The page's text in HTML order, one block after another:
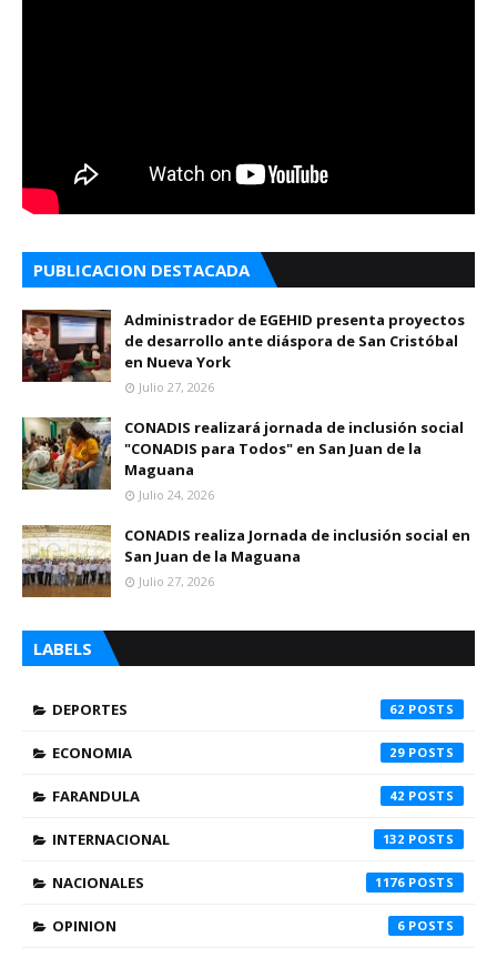
PUBLICACION DESTACADA
Administrador de EGEHID presenta proyectos
de desarrollo ante diáspora de San Cristóbal
en Nueva York
Julio 27, 2026
CONADIS realizará jornada de inclusión social
"CONADIS para Todos" en San Juan de la
Maguana
Julio 24, 2026
CONADIS realiza Jornada de inclusión social en
San Juan de la Maguana
Julio 27, 2026
LABELS
DEPORTES 62
ECONOMIA 29
FARANDULA 42
INTERNACIONAL 132
NACIONALES 1176
OPINION 6